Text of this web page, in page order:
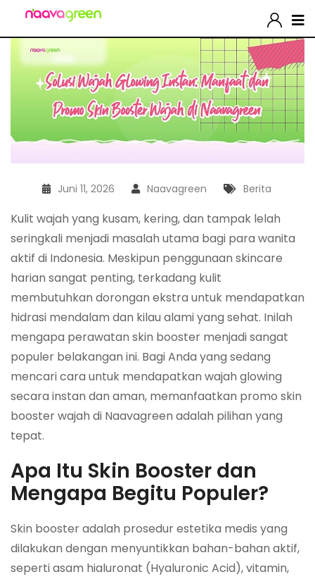
Juni 11, 2026 Naavagreen Berita
Kulit wajah yang kusam, kering, dan tampak lelah
seringkali menjadi masalah utama bagi para wanita
aktif di Indonesia. Meskipun penggunaan skincare
harian sangat penting, terkadang kulit
membutuhkan dorongan ekstra untuk mendapatkan
hidrasi mendalam dan kilau alami yang sehat. Inilah
mengapa perawatan skin booster menjadi sangat
populer belakangan ini. Bagi Anda yang sedang
mencari cara untuk mendapatkan wajah glowing
secara instan dan aman, memanfaatkan promo skin
booster wajah di Naavagreen adalah pilihan yang
tepat.
Apa Itu Skin Booster dan
Mengapa Begitu Populer?
Skin booster adalah prosedur estetika medis yang
dilakukan dengan menyuntikkan bahan-bahan aktif,
seperti asam hialuronat (Hyaluronic Acid), vitamin,